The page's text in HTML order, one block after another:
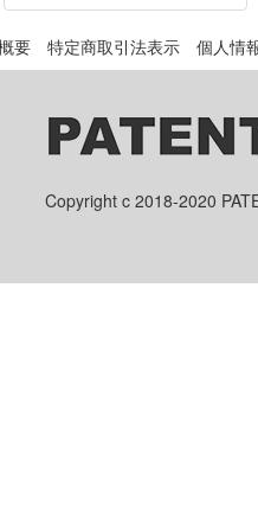
要 特定商取引法表示 個人情
Copyright c 2018-2020